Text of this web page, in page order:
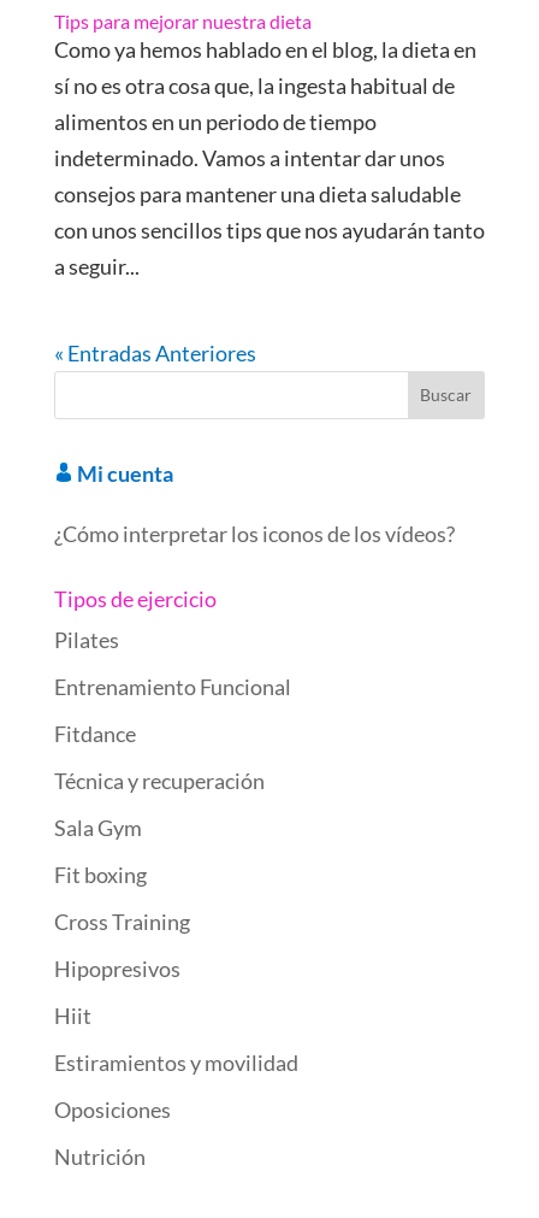
Tips para mejorar nuestra dieta
Como ya hemos hablado en el blog, la dieta en
sí no es otra cosa que, la ingesta habitual de
alimentos en un periodo de tiempo
indeterminado. Vamos a intentar dar unos
consejos para mantener una dieta saludable
con unos sencillos tips que nos ayudarán tanto
a seguir...
« Entradas Anteriores
Mi cuenta
¿Cómo interpretar los iconos de los vídeos?
Tipos de ejercicio
Pilates
Entrenamiento Funcional
Fitdance
Técnica y recuperación
Sala Gym
Fit boxing
Cross Training
Hipopresivos
Hiit
Estiramientos y movilidad
Oposiciones
Nutrición